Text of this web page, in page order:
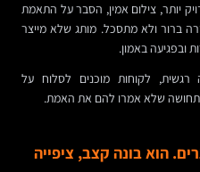
יותר, צילום אמין, הסבר על התאמת
ברור ולא מתסכל. מותג שלא מייצר
ובפגיעה באמון.
לקוחות מוכנים לסלוח על
שלא אמרו להם את האמת.
הוא בונה קצב, ציפייה